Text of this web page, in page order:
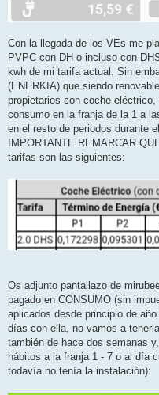
Con la llegada de los VEs me
PVPC con DH o incluso con
kwh de mi tarifa actual. Sin
(ENERKIA) que siendo
propietarios con coche
consumo en la franja de la 1 a
en el resto de periodos durante
IMPORTANTE REMARCAR
tarifas son las siguientes:
Os adjunto pantallazo de
pagado en CONSUMO (sin
aplicados desde principio de
días con ella, no vamos a
también de hace dos semanas
hábitos a la franja 1 - 7 o al día
todavía no tenía la instalación):